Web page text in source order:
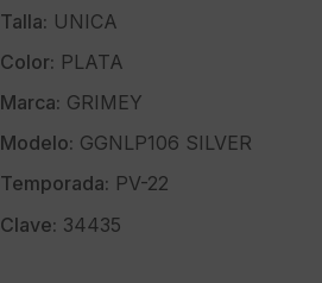
Talla: UNICA
Color: PLATA
Marca: GRIMEY
Modelo: GGNLP106 SILVER
Temporada: PV-22
Clave: 34435